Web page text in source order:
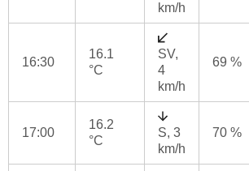
km/h
16:30
16.1
°C
SV,
4
km/h
69 %
17:00
16.2
°C
S, 3
km/h
70 %